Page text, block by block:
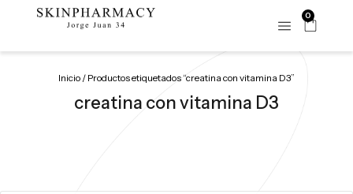
0
Inicio / Productos etiquetados “creatina con vitamina D3”
creatina con vitamina D3